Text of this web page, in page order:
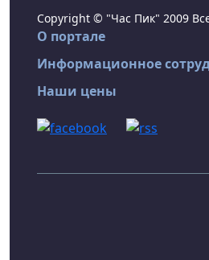
Copyright © "Час Пик" 2009
О портале
Информационное
Наши цены